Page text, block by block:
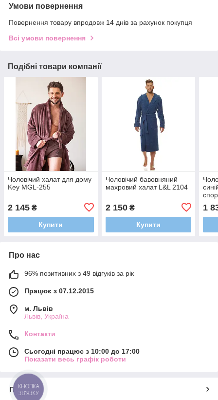
Умови повернення
Повернення товару впродовж 14 днів за рахунок покупця
Всі умови повернення
Подібні товари компанії
Чоловічий халат для дому
Key MGL-255
2 145 ₴
Купити
Чоловічий бавовняний
махровий халат L&L 2104
2 150₴
Купити
1
Про нас
96% позитивних з 49 відгуків за рік
Працює з 07.12.2015
м. Львів
Львів, Україна
Контакти
Сьогодні працює з 10:00 до 17:00
Показати весь графік роботи
Про нас
КНОПКА
ЗВ'ЯЗКУ